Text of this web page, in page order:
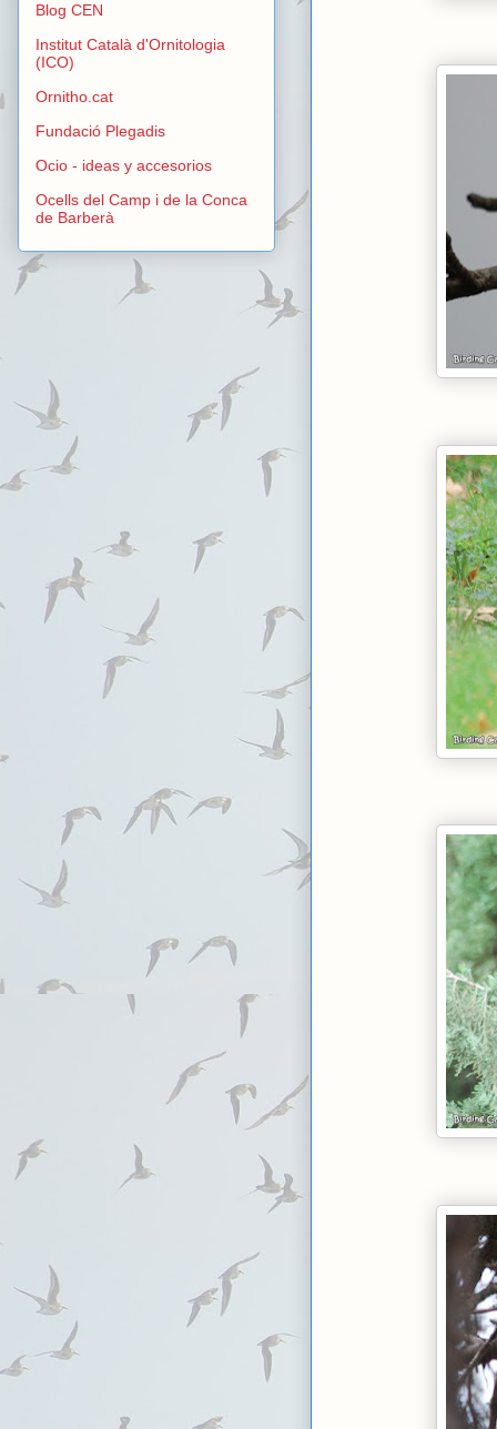
Blog CEN
Institut Català d'Ornitologia
(ICO)
Ornitho.cat
Fundació Plegadis
Ocio - ideas y accesorios
Ocells del Camp i de la Conca
de Barberà